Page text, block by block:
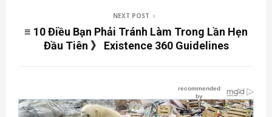
NEXT POST
≡ 10 Điều Bạn Phải Tránh Làm Trong Lần Hẹn
Đầu Tiên 》 Existence 360 ​​Guidelines